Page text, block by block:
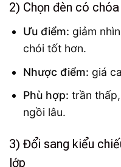
2) Chọn đèn có
Ưu điểm: giảm
chói tốt hơn.
Nhược điểm: giá
Phù hợp: trần
ngồi lâu.
3) Đổi sang kiểu
lớp